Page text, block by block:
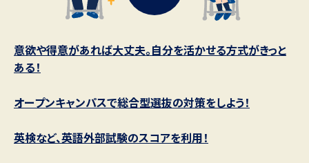
オープンキャンパス検索
来場型・Web型イベント特集 夢ナビライブ
意欲や得意があれば大丈夫。自分を活かせる方式がきっと
ある！
オープンキャンパスで総合型選抜の対策をしよう！
英検など、英語外部試験のスコアを利用！